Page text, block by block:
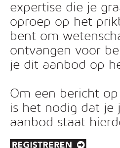
expertise die je
oproep op het
bent om
ontvangen voor
je dit aanbod op
Om een bericht
is het nodig dat je
aanbod staat